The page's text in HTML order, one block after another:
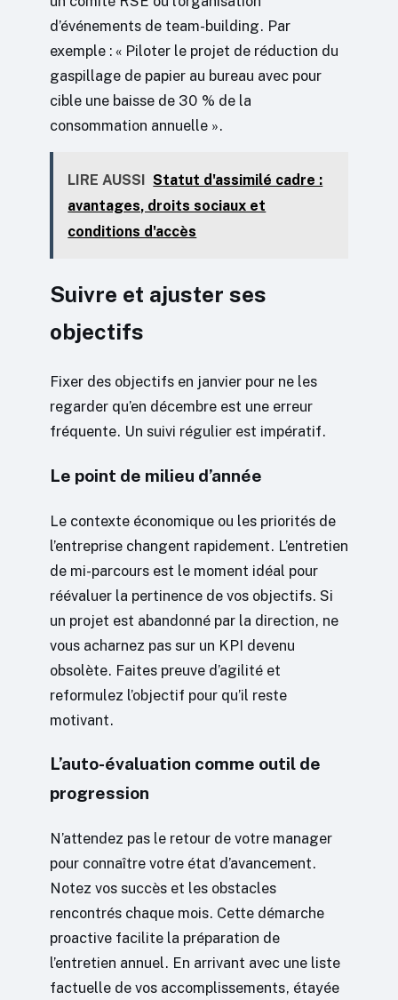
d’événements de team-building. Par
exemple : « Piloter le projet de réduction du
gaspillage de papier au bureau avec pour
cible une baisse de 30 % de la
consommation annuelle ».
LIRE AUSSI Statut d'assimilé cadre :
avantages, droits sociaux et
conditions d'accès
Suivre et ajuster ses
objectifs
Fixer des objectifs en janvier pour ne les
regarder qu’en décembre est une erreur
fréquente. Un suivi régulier est impératif.
Le point de milieu d’année
Le contexte économique ou les priorités de
l’entreprise changent rapidement. L’entretien
de mi-parcours est le moment idéal pour
réévaluer la pertinence de vos objectifs. Si
un projet est abandonné par la direction, ne
vous acharnez pas sur un KPI devenu
obsolète. Faites preuve d’agilité et
reformulez l’objectif pour qu’il reste
motivant.
L’auto-évaluation comme outil de
progression
N’attendez pas le retour de votre manager
pour connaître votre état d’avancement.
Notez vos succès et les obstacles
rencontrés chaque mois. Cette démarche
proactive facilite la préparation de
l’entretien annuel. En arrivant avec une liste
factuelle de vos accomplissements, étayée